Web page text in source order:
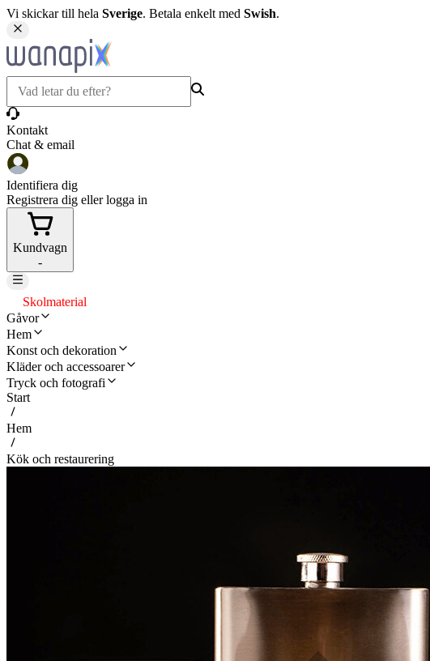
Vi skickar till hela Sverige. Betala enkelt med Swish.
Kontakt
Chat & email
Identifiera dig
Registrera dig eller logga in
Kundvagn
-
Skolmaterial
Gåvor
Hem
Konst och dekoration
Kläder och accessoarer
Tryck och fotografi
Start
Hem
Kök och restaurering